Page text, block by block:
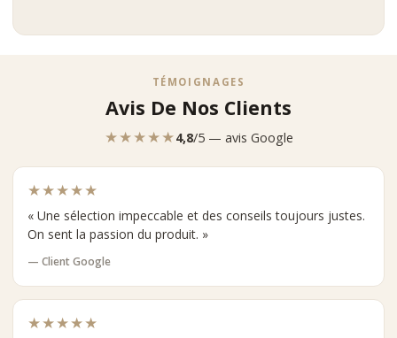
TÉMOIGNAGES
Avis De Nos Clients
★★★★★4,8/5 — avis Google
★★★★★
« Une sélection impeccable et des conseils toujours justes.
On sent la passion du produit. »
— Client Google
★★★★★